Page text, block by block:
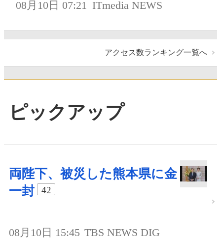
08月10日 07:21 ITmedia NEWS
アクセス数ランキング一覧へ
ピックアップ
両陛下、被災した熊本県に金
一封
42
08月10日 15:45 TBS NEWS DIG